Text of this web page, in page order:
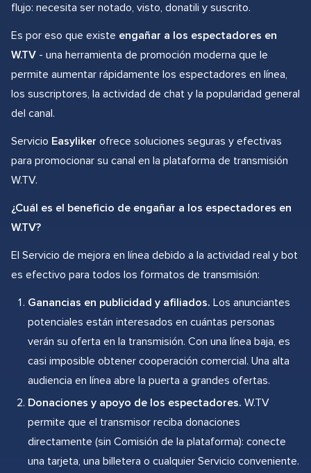
flujo: necesita ser notado, visto, donatili y suscrito.
Es por eso que existe engañar a los espectadores en
W.TV - una herramienta de promoción moderna que le
permite aumentar rápidamente los espectadores en línea,
los suscriptores, la actividad de chat y la popularidad general
del canal.
Servicio Easyliker ofrece soluciones seguras y efectivas
para promocionar su canal en la plataforma de transmisión
W.TV.
¿Cuál es el beneficio de engañar a los espectadores en
W.TV?
El Servicio de mejora en línea debido a la actividad real y bot
es efectivo para todos los formatos de transmisión:
Ganancias en publicidad y afiliados. Los anunciantes
potenciales están interesados en cuántas personas
verán su oferta en la transmisión. Con una línea baja, es
casi imposible obtener cooperación comercial. Una alta
audiencia en línea abre la puerta a grandes ofertas.
Donaciones y apoyo de los espectadores. W.TV
permite que el transmisor reciba donaciones
directamente (sin Comisión de la plataforma): conecte
una tarjeta, una billetera o cualquier Servicio conveniente.